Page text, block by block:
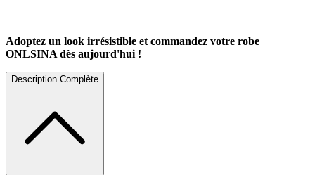
Adoptez un look irrésistible et commandez votre robe
ONLSINA dès aujourd'hui !
Description Complète